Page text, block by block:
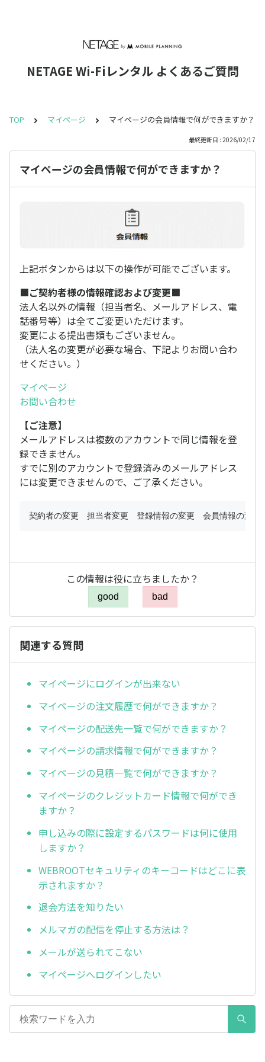
NETAGE Wi-Fiレンタル よくあるご質問
TOP マイページ マイページの会員情報で何ができますか？
最終更新日 : 2026/02/17
マイページの会員情報で何ができますか？
上記ボタンからは以下の操作が可能でございます。
■ご契約者様の情報確認および変更■
法人名以外の情報（担当者名、メールアドレス、電
話番号等）は全てご変更いただけます。
変更による提出書類もございません。
（法人名の変更が必要な場合、下記よりお問い合わ
せください。）
マイページ
お問い合わせ
【ご注意】
メールアドレスは複数のアカウントで同じ情報を登
録できません。
すでに別のアカウントで登録済みのメールアドレス
には変更できませんので、ご了承ください。
この情報は役に立ちましたか？
good bad
関連する質問
マイページにログインが出来ない
マイページの注文履歴で何ができますか？
マイページの配送先一覧で何ができますか？
マイページの請求情報で何ができますか？
マイページの見積一覧で何ができますか？
マイページのクレジットカード情報で何ができ
ますか？
申し込みの際に設定するパスワードは何に使用
しますか？
WEBROOTセキュリティのキーコードはどこに表
示されますか？
退会方法を知りたい
メルマガの配信を停止する方法は？
メールが送られてこない
マイページへログインしたい